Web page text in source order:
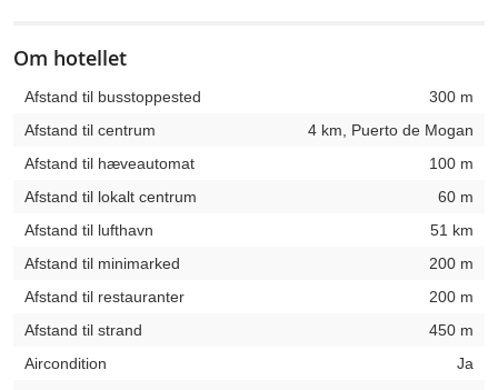
Om hotellet
Afstand til busstoppested
300 m
Afstand til centrum
4 km, Puerto de Mogan
Afstand til hæveautomat
100 m
Afstand til lokalt centrum
60 m
Afstand til lufthavn
51 km
Afstand til minimarked
200 m
Afstand til restauranter
200 m
Afstand til strand
450 m
Aircondition
Ja